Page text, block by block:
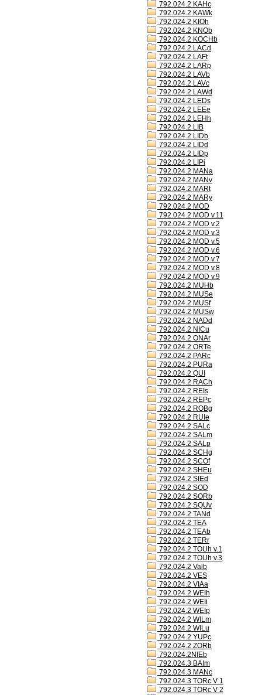
792.024.2 KAHc
792.024.2 KAWk
792.024.2 KIOh
792.024.2 KNOb
792.024.2 KOCHb
792.024.2 LACd
792.024.2 LAFt
792.024.2 LARp
792.024.2 LAVb
792.024.2 LAVc
792.024.2 LAWd
792.024.2 LEDs
792.024.2 LEEe
792.024.2 LEHh
792.024.2 LIB
792.024.2 LIDb
792.024.2 LIDd
792.024.2 LIDp
792.024.2 LIPi
792.024.2 MANa
792.024.2 MANv
792.024.2 MARt
792.024.2 MARy
792.024.2 MOD
792.024.2 MOD v.11
792.024.2 MOD v.2
792.024.2 MOD v.3
792.024.2 MOD v.5
792.024.2 MOD v.6
792.024.2 MOD v.7
792.024.2 MOD v.8
792.024.2 MOD v.9
792.024.2 MUHb
792.024.2 MUSe
792.024.2 MUSf
792.024.2 MUSw
792.024.2 NADd
792.024.2 NICu
792.024.2 ONAr
792.024.2 ORTe
792.024.2 PARc
792.024.2 PURa
792.024.2 QUI
792.024.2 RACh
792.024.2 REIs
792.024.2 REPc
792.024.2 ROBg
792.024.2 RUIe
792.024.2 SALc
792.024.2 SALm
792.024.2 SALp
792.024.2 SCHg
792.024.2 SCOf
792.024.2 SHEu
792.024.2 SIEd
792.024.2 SOD
792.024.2 SORb
792.024.2 SQUv
792.024.2 TANd
792.024.2 TEA
792.024.2 TEAb
792.024.2 TERr
792.024.2 TOUh v.1
792.024.2 TOUh v.3
792.024.2 Vaib
792.024.2 VES
792.024.2 VIAa
792.024.2 WEIh
792.024.2 WEIi
792.024.2 WEIp
792.024.2 WILm
792.024.2 WILu
792.024.2 YUPc
792.024.2 ZORb
792.024.2NIEb
792.024.3 BAIm
792.024.3 MANc
792.024.3 TORc V 1
792.024.3 TORc V 2